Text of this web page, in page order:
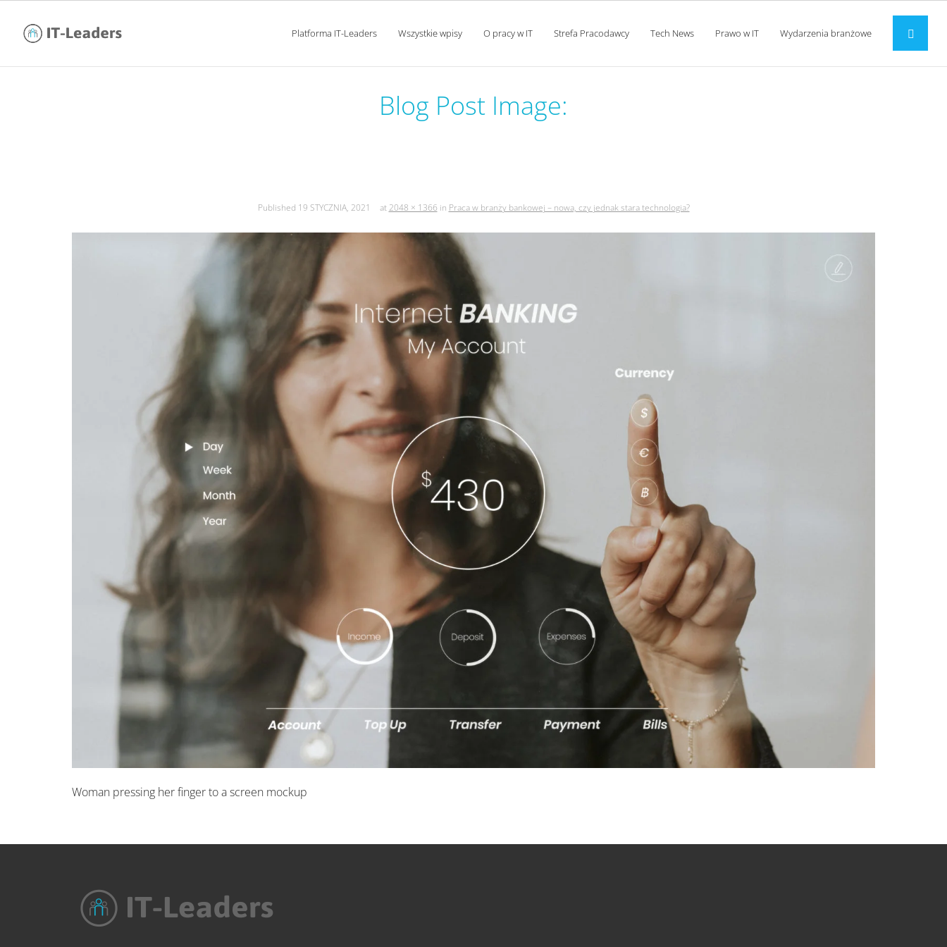
Platforma IT-Leaders Wszystkie wpisy O pracy w IT Strefa Pracodawcy Tech News Prawo w IT Wydarzenia branżowe
Blog Post Image:
Published 19 STYCZNIA, 2021 at2048 × 1366 in Praca w branży bankowej – nowa, czy jednak stara technologia?
Woman pressing her finger to a screen mockup